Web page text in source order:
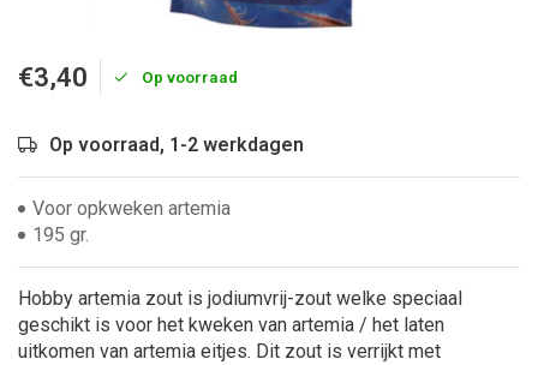
€3,40 Op voorraad
Op voorraad, 1-2 werkdagen
Voor opkweken artemia
195 gr.
Hobby artemia zout is jodiumvrij-zout welke speciaal
geschikt is voor het kweken van artemia / het laten
uitkomen van artemia eitjes. Dit zout is verrijkt met